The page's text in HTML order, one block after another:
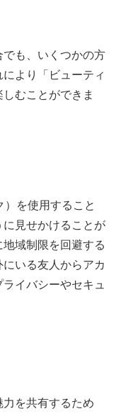
も、いくつかの方
より「ビューティ
むことができま
を使用すること
見せかけることが
域制限を回避する
いる友人からアカ
イバシーやセキュ
力を共有するため